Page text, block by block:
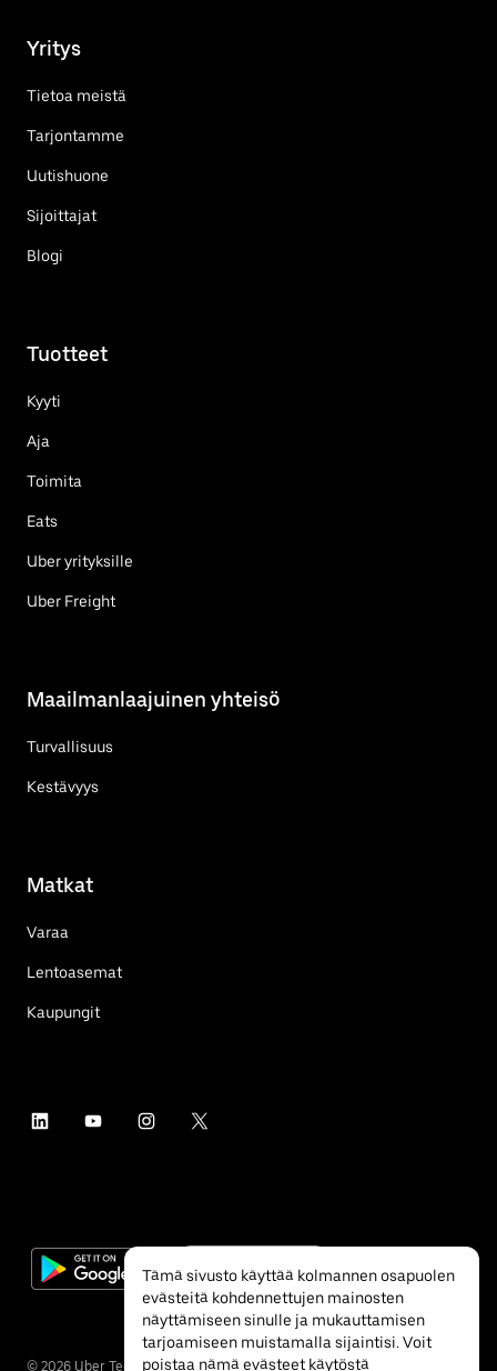
Yritys
Tietoa meistä
Tarjontamme
Uutishuone
Sijoittajat
Blogi
Tuotteet
Kyyti
Aja
Toimita
Eats
Uber yrityksille
Uber Freight
Maailmanlaajuinen yhteisö
Turvallisuus
Kestävyys
Matkat
Varaa
Lentoasemat
Kaupungit
© 2026 Uber Technologies Inc.
Tämä sivusto käyttää kolmannen osapuolen
evästeitä kohdennettujen mainosten
näyttämiseen sinulle ja mukauttamisen
tarjoamiseen muistamalla sijaintisi. Voit
poistaa nämä evästeet käytöstä